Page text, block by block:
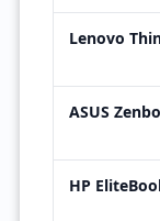
Lenovo
ASUS
HP